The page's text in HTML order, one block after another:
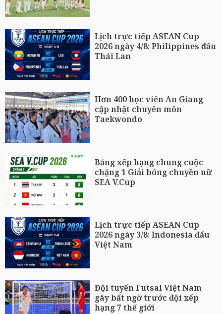
Lịch trực tiếp ASEAN Cup
2026 ngày 4/8: Philippines đấu
Thái Lan
Hơn 400 học viên An Giang
cập nhật chuyên môn
Taekwondo
Bảng xếp hạng chung cuộc
chặng 1 Giải bóng chuyền nữ
SEA V.Cup
Lịch trực tiếp ASEAN Cup
2026 ngày 3/8: Indonesia đấu
Việt Nam
Đội tuyển Futsal Việt Nam
gây bất ngờ trước đội xếp
hạng 7 thế giới